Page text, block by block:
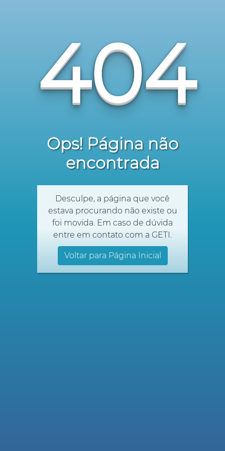
404
Ops! Página não
encontrada
Desculpe, a página que você
estava procurando não existe ou
foi movida. Em caso de dúvida
entre em contato com a GETI.
Voltar para Página Inicial